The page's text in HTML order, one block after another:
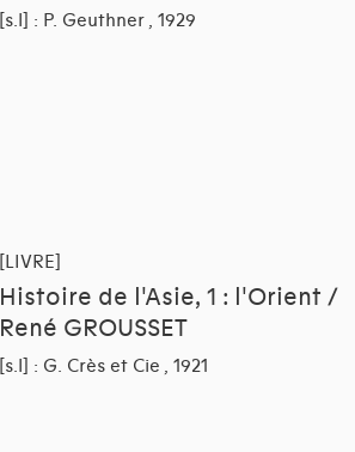
[s.l] : P. Geuthner , 1929
[LIVRE]
Histoire de l'Asie, 1 : l'Orient /
René GROUSSET
[s.l] : G. Crès et Cie , 1921